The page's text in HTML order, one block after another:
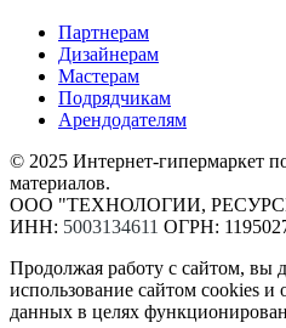
Партнерам
Дизайнерам
Мастерам
Подрядчикам
Арендодателям
© 2025 Интернет-гипермаркет
материалов.
ООО "ТЕХНОЛОГИИ,
ИНН: 5003134611 ОГРН:
Продолжая работу с сайтом, вы
использование сайтом cookies и
данных в целях